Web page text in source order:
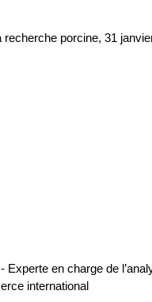
recherche porcine, 31
Experte en charge de
international